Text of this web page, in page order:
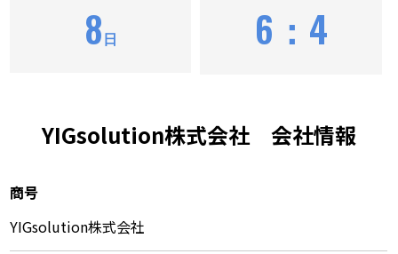
8日 6：4
YIGsolution株式会社 会社情報
商号
YIGsolution株式会社